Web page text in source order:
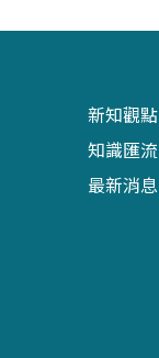
新知觀點
知識匯流
最新消息